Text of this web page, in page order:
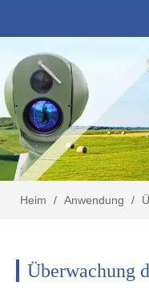
Heim / Anwendung /
Überwachung